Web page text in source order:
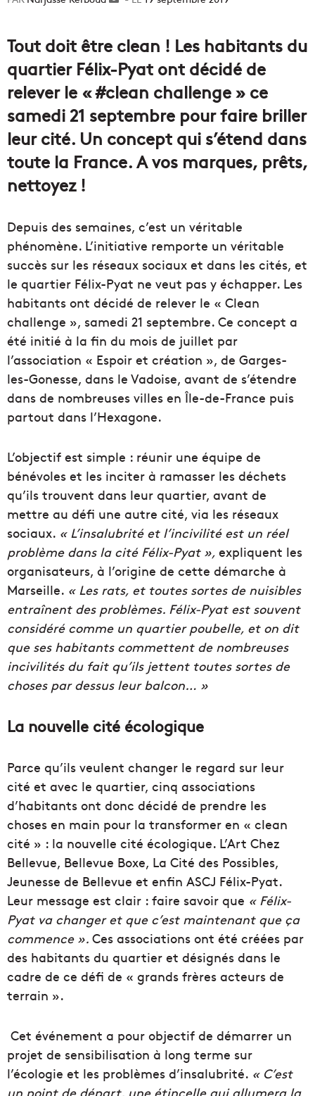
Tout doit être clean ! Les habitants du
quartier Félix-Pyat ont décidé de
relever le « #clean challenge » ce
samedi 21 septembre pour faire briller
leur cité. Un concept qui s’étend dans
toute la France. A vos marques, prêts,
nettoyez !
Depuis des semaines, c’est un véritable
phénomène. L’initiative remporte un véritable
succès sur les réseaux sociaux et dans les cités, et
le quartier Félix-Pyat ne veut pas y échapper. Les
habitants ont décidé de relever le « Clean
challenge », samedi 21 septembre. Ce concept a
été initié à la fin du mois de juillet par
l’association « Espoir et création », de Garges-
les-Gonesse, dans le Vadoise, avant de s’étendre
dans de nombreuses villes en Île-de-France puis
partout dans l’Hexagone.
L’objectif est simple : réunir une équipe de
bénévoles et les inciter à ramasser les déchets
qu’ils trouvent dans leur quartier, avant de
mettre au défi une autre cité, via les réseaux
sociaux. « L’insalubrité et l’incivilité est un réel
problème dans la cité Félix-Pyat », expliquent les
organisateurs, à l’origine de cette démarche à
Marseille. « Les rats, et toutes sortes de nuisibles
entraînent des problèmes. Félix-Pyat est souvent
considéré comme un quartier poubelle, et on dit
que ses habitants commettent de nombreuses
incivilités du fait qu’ils jettent toutes sortes de
choses par dessus leur balcon… »
La nouvelle cité écologique
Parce qu’ils veulent changer le regard sur leur
cité et avec le quartier, cinq associations
d’habitants ont donc décidé de prendre les
choses en main pour la transformer en « clean
cité » : la nouvelle cité écologique. L’Art Chez
Bellevue, Bellevue Boxe, La Cité des Possibles,
Jeunesse de Bellevue et enfin ASCJ Félix-Pyat.
Leur message est clair : faire savoir que « Félix-
Pyat va changer et que c’est maintenant que ça
commence ». Ces associations ont été créées par
des habitants du quartier et désignés dans le
cadre de ce défi de « grands frères acteurs de
terrain ».
Cet événement a pour objectif de démarrer un
projet de sensibilisation à long terme sur
l’écologie et les problèmes d’insalubrité. « C’est
un point de départ, une étincelle qui allumera la